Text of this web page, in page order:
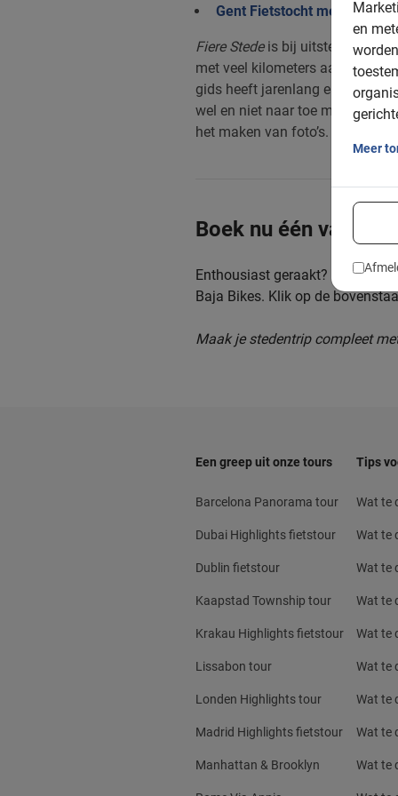
en
Meer
Gent Fietstocht met
Fiere Stedeis bij uitstek geschikt
met veel kilometers aan
gids heeft jarenlang ervaring
wel en niet naar toe moet. De
het maken van foto’s.
Boek nu één van de
Enthousiast geraakt? Bezoek
Baja Bikes. Klik op de
Maak je stedentrip compleet
Een greep uit onze tours
Barcelona Panorama tour
Dubai Highlights fietstour
Dublin fietstour
Kaapstad Township tour
Krakau Highlights fietstour
Lissabon tour
Londen Highlights tour
Madrid Highlights fietstour
Manhattan & Brooklyn
Tips
Wat te
Wat te
Wat te
Wat te
Wat te
Wat te
Wat te
Wat te
Wat te